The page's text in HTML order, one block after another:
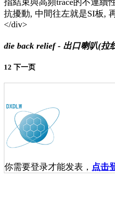
指結束與高頻trace的不連續
抗擾動, 中間往左就是SI板,
</div>
die back relief - 出口喇叭(拉
12 下一页
你需要登录才能发表， 点击